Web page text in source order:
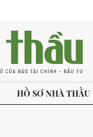
HỒ SƠ NHÀ THẦU